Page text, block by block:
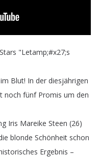
"Letamp;#x27;s
im Blut! In der diesjährigen
noch fünf Promis um den
Iris Mareike Steen (26)
blonde Schönheit schon
Ergebnis –